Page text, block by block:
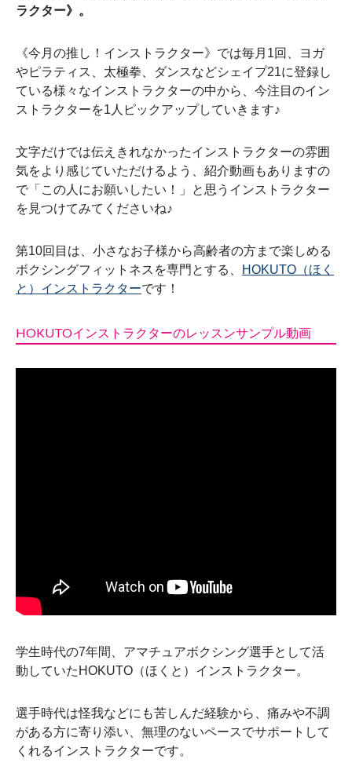
ラクター》。
《今月の推し！インストラクター》では毎月1回、ヨガ
やピラティス、太極拳、ダンスなどシェイプ21に登録し
ている様々なインストラクターの中から、今注目のイン
ストラクターを1人ピックアップしていきます♪
文字だけでは伝えきれなかったインストラクターの雰囲
気をより感じていただけるよう、紹介動画もありますの
で「この人にお願いしたい！」と思うインストラクター
を見つけてみてくださいね♪
第10回目は、小さなお子様から高齢者の方まで楽しめる
ボクシングフィットネスを専門とする、
HOKUTO（ほく
と）インストラクターです！
HOKUTOインストラクターのレッスンサンプル動画
学生時代の7年間、アマチュアボクシング選手として活
動していたHOKUTO（ほくと）インストラクター。
選手時代は怪我などにも苦しんだ経験から、痛みや不調
がある方に寄り添い、無理のないペースでサポートして
くれるインストラクターです。